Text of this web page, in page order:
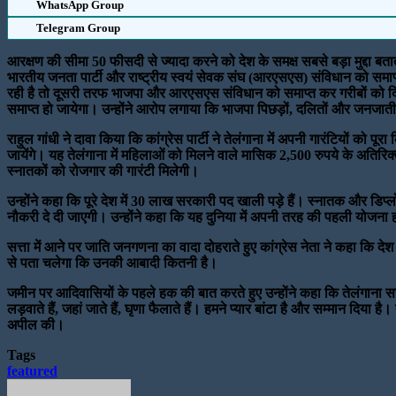
WhatsApp Group
Telegram Group
आरक्षण की सीमा 50 फीसदी से ज्यादा करने को देश के समक्ष सबसे बड़ा मुद्दा
भारतीय जनता पार्टी और राष्ट्रीय स्वयं सेवक संघ (आरएसएस) संविधान को
रही है तो दूसरी तरफ भाजपा और आरएसएस संविधान को समाप्त कर गरीबों को
समाप्त हो जायेगा। उन्होंने आरोप लगाया कि भाजपा पिछड़ों, दलितों और
राहुल गांधी ने दावा किया कि कांग्रेस पार्टी ने तेलंगाना में अपनी गारंटियों को
जायेंगे। यह तेलंगाना में महिलाओं को मिलने वाले मासिक 2,500 रुपये के
स्नातकों को रोजगार की गारंटी मिलेगी।
उन्होंने कहा कि पूरे देश में 30 लाख सरकारी पद खाली पड़े हैं। स्नातक और
नौकरी दे दी जाएगी। उन्होंने कहा कि यह दुनिया में अपनी तरह की पहली
सत्ता में आने पर जाति जनगणना का वादा दोहराते हुए कांग्रेस नेता ने कहा कि
से पता चलेगा कि उनकी आबादी कितनी है।
जमीन पर आदिवासियों के पहले हक की बात करते हुए उन्होंने कहा कि तेलंगाना
लड़वाते हैं, जहां जाते हैं, घृणा फैलाते हैं। हमने प्यार बांटा है और सम्मान दिया
अपील की।
Tags
featured